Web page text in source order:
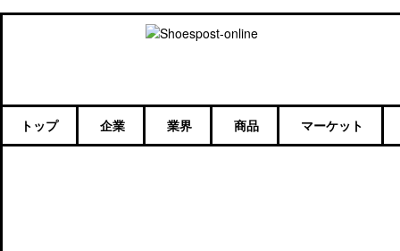
トップ 企業 業界 商品 マーケット